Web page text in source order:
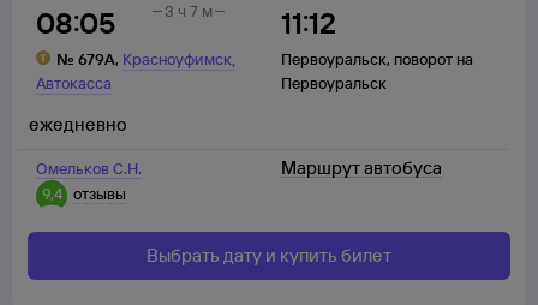
08:05
№ 679А, Красноуфимск,
Автокасса
11:12
Первоуральск, поворот на
Первоуральск
3 ч 7 м
Омельков С.Н.
9,4 отзывы
ежедневно
Маршрут автобуса
Выбрать дату и купить билет